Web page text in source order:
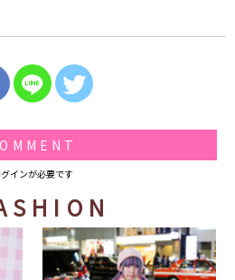
インが必要です